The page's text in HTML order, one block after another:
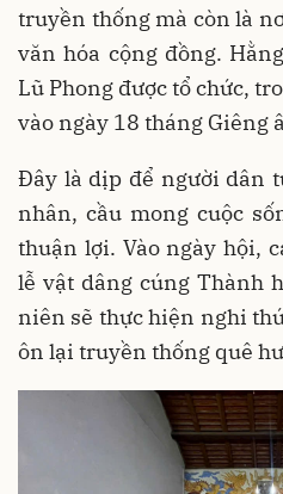
truyền thống mà còn là
văn hóa cộng đồng.
Lũ Phong được tổ chức,
vào ngày 18 tháng Giêng
Đây là dịp để người dân
nhân, cầu mong cuộc
thuận lợi. Vào ngày hội,
lễ vật dâng cúng Thành
niên sẽ thực hiện nghi
ôn lại truyền thống quê